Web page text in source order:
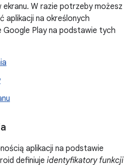
W razie potrzeby możesz
aplikacji na określonych
Google Play na podstawie tych
aplikacji na podstawie
definiuje identyfikatory funkcji